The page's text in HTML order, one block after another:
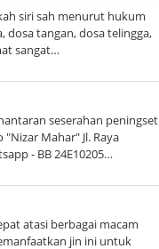
siri sah menurut hukum
dosa tangan, dosa telingga,
sangat…
seserahan peningset
Mahar" Jl. Raya
- BB 24E10205…
atasi berbagai macam
jin ini untuk